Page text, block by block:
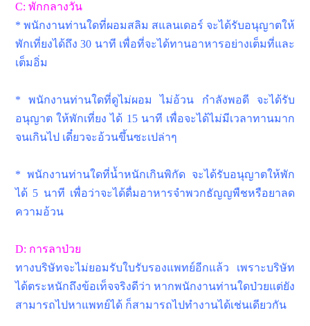
C: พักกลางวัน
* พนักงานท่านใดที่ผอมสลิม สแลนเดอร์ จะได้รับอนุญาตให้
พักเที่ยงได้ถึง 30 นาที เพื่อที่จะได้ทานอาหารอย่างเต็มที่และ
เต็มอิ่ม
* พนักงานท่านใดที่ดูไม่ผอม ไม่อ้วน กำลังพอดี จะได้รับ
อนุญาต ให้พักเที่ยง ได้ 15 นาที เพื่อจะได้ไม่มีเวลาทานมาก
จนเกินไป เดี๋ยวจะอ้วนขึ้นซะเปล่าๆ
* พนักงานท่านใดที่น้ำหนักเกินพิกัด จะได้รับอนุญาตให้พัก
ได้ 5 นาที เพื่อว่าจะได้ดื่มอาหารจำพวกธัญญพืชหรือยาลด
ความอ้วน
D: การลาป่วย
ทางบริษัทจะไม่ยอมรับใบรับรองแพทย์อีกแล้ว เพราะบริษัท
ได้ตระหนักถึงข้อเท็จจริงดีว่า หากพนักงานท่านใดป่วยแต่ยัง
สามารถไปหาแพทย์ได้ ก็สามารถไปทำงานได้เช่นเดียวกัน